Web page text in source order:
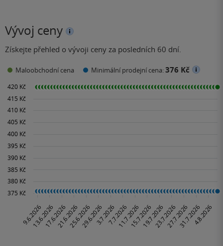
Vývoj ceny
Získejte přehled o vývoji ceny za posledních 60 dní.
Maloobchodní cena Minimální prodejní cena:376 Kč